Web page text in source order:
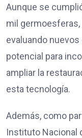
Aunque se
mil
evaluando
potencial para
ampliar la
esta tecnología.
Además, como
Instituto Nacional